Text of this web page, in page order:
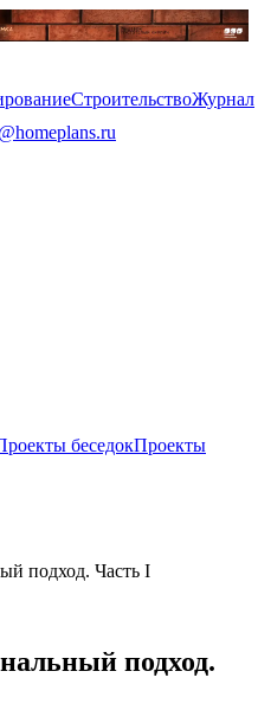
СтроительствоЖурнал
беседокПроекты
подход. Часть I
подход.